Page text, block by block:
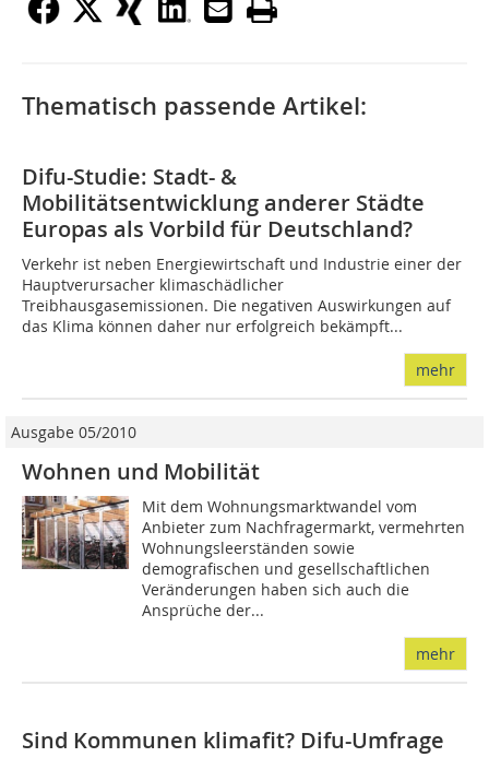
Thematisch passende Artikel:
Difu-Studie: Stadt- &
Mobilitätsentwicklung anderer Städte
Europas als Vorbild für Deutschland?
Verkehr ist neben Energiewirtschaft und Industrie einer der
Hauptverursacher klimaschädlicher
Treibhausgasemissionen. Die negativen Auswirkungen auf
das Klima können daher nur erfolgreich bekämpft...
mehr
Ausgabe 05/2010
Wohnen und Mobilität
Mit dem Wohnungsmarktwandel vom
Anbieter zum Nachfragermarkt, vermehrten
Wohnungsleerständen sowie
demografischen und gesellschaftlichen
Veränderungen haben sich auch die
Ansprüche der...
mehr
Sind Kommunen klimafit? Difu-Umfrage